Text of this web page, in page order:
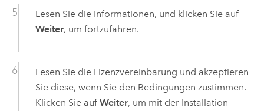
Lesen Sie die Informationen, und klicken Sie auf
Weiter, um fortzufahren.
Lesen Sie die Lizenzvereinbarung und akzeptieren
Sie diese, wenn Sie den Bedingungen zustimmen.
Klicken Sie auf Weiter, um mit der Installation